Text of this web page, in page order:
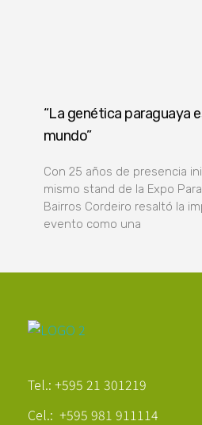
“La genética paraguaya
mundo”
Con 25 años de presencia
mismo stand de la Expo
Bairros Cordeiro resaltó la
evento como una
Tel.: +595 21 301219
Cel.: +595 981 911114